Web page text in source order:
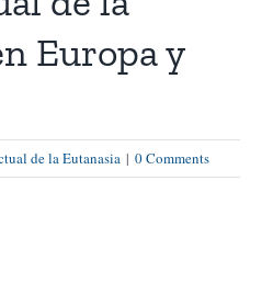
Europa y
de la Eutanasia | 0 Comments